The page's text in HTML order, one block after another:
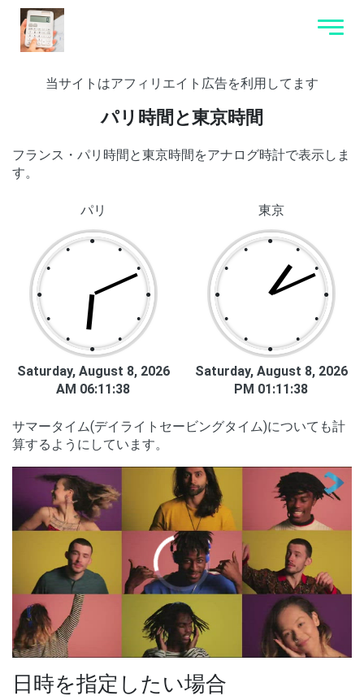
当サイトはアフィリエイト広告を利用してます
パリ時間と東京時間
フランス・パリ時間と東京時間をアナログ時計で表示しま
す。
パリ
●
●
●
●
●
●
●
●
●
●
●
●
Saturday, August 8, 2026
AM 06:11:39
東京
●
●
●
●
●
●
●
●
●
●
●
●
Saturday, August 8, 2026
PM 01:11:39
サマータイム(デイライトセービングタイム)についても計
算するようにしています。
日時を指定したい場合